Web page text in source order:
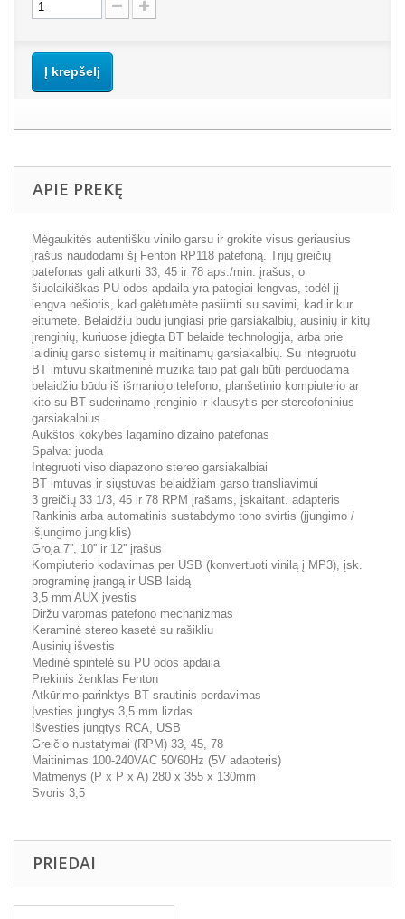
Į krepšelį
APIE PREKĘ
Mėgaukitės autentišku vinilo garsu ir grokite visus geriausius
įrašus naudodami šį Fenton RP118 patefoną. Trijų greičių
patefonas gali atkurti 33, 45 ir 78 aps./min. įrašus, o
šiuolaikiškas PU odos apdaila yra patogiai lengvas, todėl jį
lengva nešiotis, kad galėtumėte pasiimti su savimi, kad ir kur
eitumėte. Belaidžiu būdu jungiasi prie garsiakalbių, ausinių ir kitų
įrenginių, kuriuose įdiegta BT belaidė technologija, arba prie
laidinių garso sistemų ir maitinamų garsiakalbių. Su integruotu
BT imtuvu skaitmeninė muzika taip pat gali būti perduodama
belaidžiu būdu iš išmaniojo telefono, planšetinio kompiuterio ar
kito su BT suderinamo įrenginio ir klausytis per stereofoninius
garsiakalbius.
Aukštos kokybės lagamino dizaino patefonas
Spalva: juoda
Integruoti viso diapazono stereo garsiakalbiai
BT imtuvas ir siųstuvas belaidžiam garso transliavimui
3 greičių 33 1/3, 45 ir 78 RPM įrašams, įskaitant. adapteris
Rankinis arba automatinis sustabdymo tono svirtis (įjungimo /
išjungimo jungiklis)
Groja 7'', 10'' ir 12'' įrašus
Kompiuterio kodavimas per USB (konvertuoti vinilą į MP3), įsk.
programinę įrangą ir USB laidą
3,5 mm AUX įvestis
Diržu varomas patefono mechanizmas
Keraminė stereo kasetė su rašikliu
Ausinių išvestis
Medinė spintelė su PU odos apdaila
Prekinis ženklas Fenton
Atkūrimo parinktys BT srautinis perdavimas
Įvesties jungtys 3,5 mm lizdas
Išvesties jungtys RCA, USB
Greičio nustatymai (RPM) 33, 45, 78
Maitinimas 100-240VAC 50/60Hz (5V adapteris)
Matmenys (P x P x A) 280 x 355 x 130mm
Svoris 3,5
PRIEDAI